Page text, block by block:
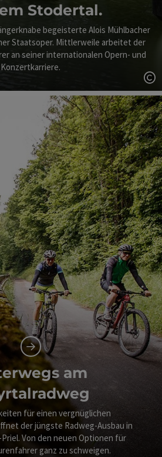
Stodertal.
begeisterte Alois Mühlbacher
Staatsoper. Mittlerweile arbeitet der
an seiner internationalen Opern- und
Konzertkarriere.
am
für einen vergnüglichen
der jüngste Radweg-Ausbau in
Von den neuen Optionen für
ganz zu schweigen.